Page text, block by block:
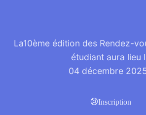
La10ème édition des Rendez-
étudiant aura lieu
04 décembre
Inscription